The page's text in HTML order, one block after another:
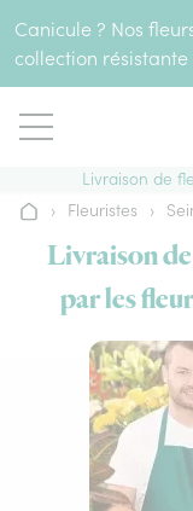
Canicule ? Nos
collection
Livraison de
Accueil
› Fleuristes ›
Livraison
par les